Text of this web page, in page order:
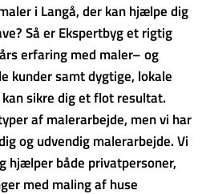
i Langå, der kan hjælpe dig
Så er Ekspertbyg et rigtig
erfaring med maler– og
kunder samt dygtige, lokale
sikre dig et flot resultat.
af malerarbejde, men vi har
og udvendig malerarbejde. Vi
hjælper både privatpersoner,
med maling af huse